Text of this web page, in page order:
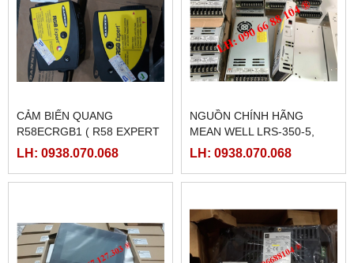
CẢM BIẾN QUANG
R58ECRGB1 ( R58 EXPERT
BANNER)
LH: 0938.070.068
NGUỒN CHÍNH HÃNG
MEAN WELL LRS-350-5,
LRS-350-12, LRS-350-24,
LH: 0938.070.068